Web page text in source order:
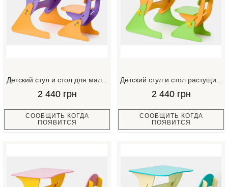
Детский стул и стол для мал...
2 440 грн
СООБЩИТЬ КОГДА
ПОЯВИТСЯ
Детский стул и стол растущи...
2 440 грн
СООБЩИТЬ КОГДА
ПОЯВИТСЯ